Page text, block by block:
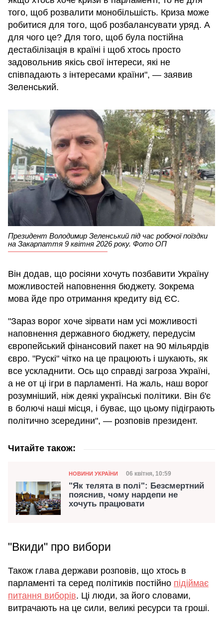
того, щоб розвалити монобільшість. Криза може
робитися для того, щоб розбалансувати уряд. А
для чого це? Для того, щоб була постійна
дестабілізація в країні і щоб хтось просто
задовольнив якісь свої інтереси, які не
співпадають з інтересами країни", — заявив
Зеленський.
Президент Володимир Зеленський під час робочої поїздки
на Закарпаття 9 квітня 2026 року. Фото ОП
Він додав, що росіяни хочуть позбавити Україну
можливостей наповнення бюджету. Зокрема
мова йде про отримання кредиту від ЄС.
"Зараз ворог хоче зірвати нам усі можливості
наповнення державного бюджету, передусім
європейський фінансовий пакет на 90 мільярдів
євро. "Рускі" чітко на це працюють і шукають, як
все ускладнити. Ось що справді загроза Україні,
а не от ці ігри в парламенті. На жаль, наш ворог
розумніший, ніж деякі українські політики. Він б'є
в болючі наші місця, і буває, що цьому підіграють
політично зсередини", — розповів президент.
Читайте також:
Категорія
НОВИНИ УКРАЇНИ Дата публікації
06 квітня, 10:59
"Як телята в полі": Безсмертний
пояснив, чому нардепи не
хочуть працювати
"Вкиди" про вибори
Також глава держави розповів, що хтось в
парламенті та серед політиків постійно підіймає
питання виборів. Ці люди, за його словами,
витрачають на це сили, великі ресурси та гроші.